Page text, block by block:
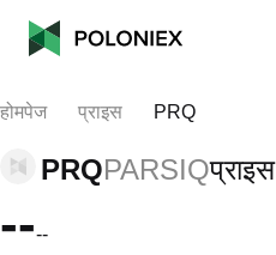
होमपेज प्राइस PRQ
PRQPARSIQप्राइस
----